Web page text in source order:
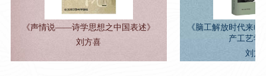
《声情说——诗学思想之中国表述》
刘方喜
《脑工解放时代来
产工艺学
刘方